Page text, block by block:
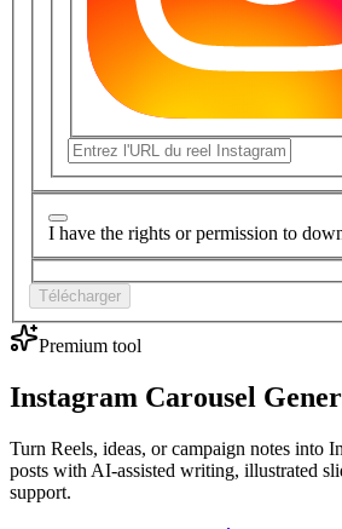
I have the rights or permission to
Télécharger
Premium tool
Instagram Carousel
Turn Reels, ideas, or campaign notes into
posts with AI-assisted writing, illustrated
support.